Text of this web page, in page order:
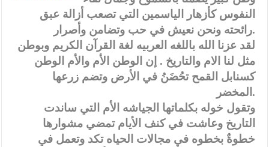
القاضي يلتقي رؤساء تحرير الصحف اليومية ويؤكد حرص مجلس النواب
على شراكة فاعلة مع الإعلام
دعوة المكلفين بخدمة العلم (الدفعة الثالثة) إلى مراجعة منصة خدمة
العلم
الملك يتلقى اتصالا هاتفيا من العاهل البحريني
القاضي محمود أحمد فريحات.. مبارك ومزيدا من التوفيق
النفوس كأزهار الياسمين التي تصعب أزالة عبق
رائحته ونحن نعيش في حب وتضامن وأصرار.
لقد عزنا الله باللغه العربيه لغة القرآن الكريم وبوطن
مثل لنا الام والتاريخ . إن الوطن الأم والأم الوطن
كسنابل القمح تحُضَنُ في الأرض وتضم زرعها
المخضر.
وتقول خوله بكلماتها الجياشه الأم التي ساندت
التاريخ وعاشت في كنف الأيام تمضي مشوارها
خطوةٌ بخطوه في مجالات الحياه تكد وتعمل في